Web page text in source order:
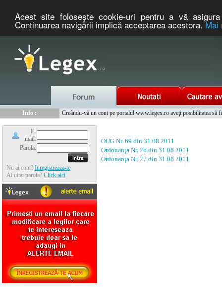
Acest site foloseşte cookie-uri pentru a vă
Continuarea navigării implică acceptarea acestora.Mai
Info :
Creându-vă un cont pe portalul www.legex.ro aveţi posibilitatea să
E-
mail:
Parola:
Nu ai cont? Inregistreaza-te
Ai uitat parola? Click aici
OUG Nr. 69 din 31.08.2011
Ordonanţa Nr. 26 din 31.08.2011
Ordonanţa Nr. 27 din 31.08.2011